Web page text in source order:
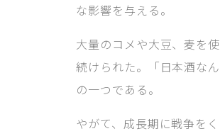
な影響を与える。
大量のコメや大豆、麦を
続けられた。「日本酒な
の一つである。
やがて、成長期に戦争を